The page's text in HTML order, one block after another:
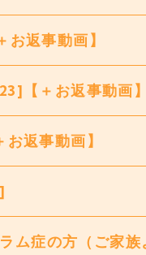
返事動画】
【＋お返事動画
返事動画】
ム症の方（ご家